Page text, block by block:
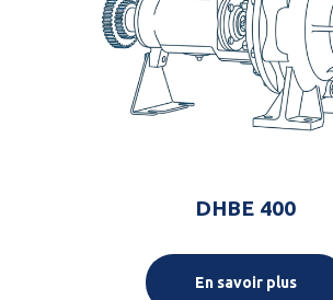
DHBE 400
En savoir plus